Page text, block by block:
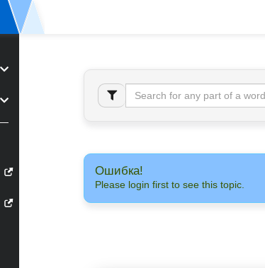
Ошибка!
Please login first to see this topic.